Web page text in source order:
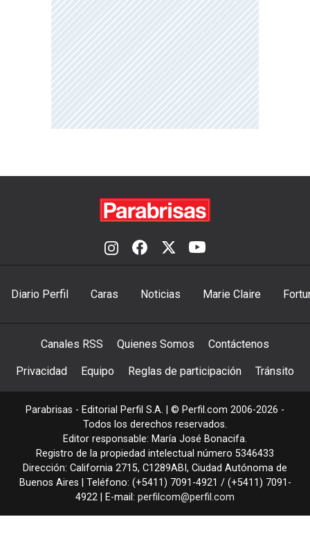
Diario Perfil Caras Noticias Marie Claire
Canales RSS Quienes Somos Contáctenos
Privacidad Equipo Reglas de participación Tránsito
Parabrisas - Editorial Perfil S.A. | © Perfil.com 2006-2026 -
Todos los derechos reservados.
Editor responsable: María José Bonacifa.
Registro de la propiedad intelectual número 5346433
Dirección: California 2715, C1289ABI , Ciudad Autónoma de
Buenos Aires | Teléfono: (+5411) 7091-4921 / (+5411) 7091-
4922 | E-mail: perfilcom@perfil.com